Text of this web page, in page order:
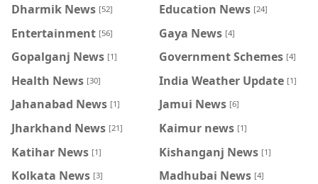
Dharmik News [52] Education News [24]
Entertainment [56] Gaya News [4]
Gopalganj News [1] Government Schemes [4]
Health News [30] India Weather Update [1]
Jahanabad News [1] Jamui News [6]
Jharkhand News [21] Kaimur news [1]
Katihar News [1] Kishanganj News [1]
Kolkata News [3] Madhubai News [4]